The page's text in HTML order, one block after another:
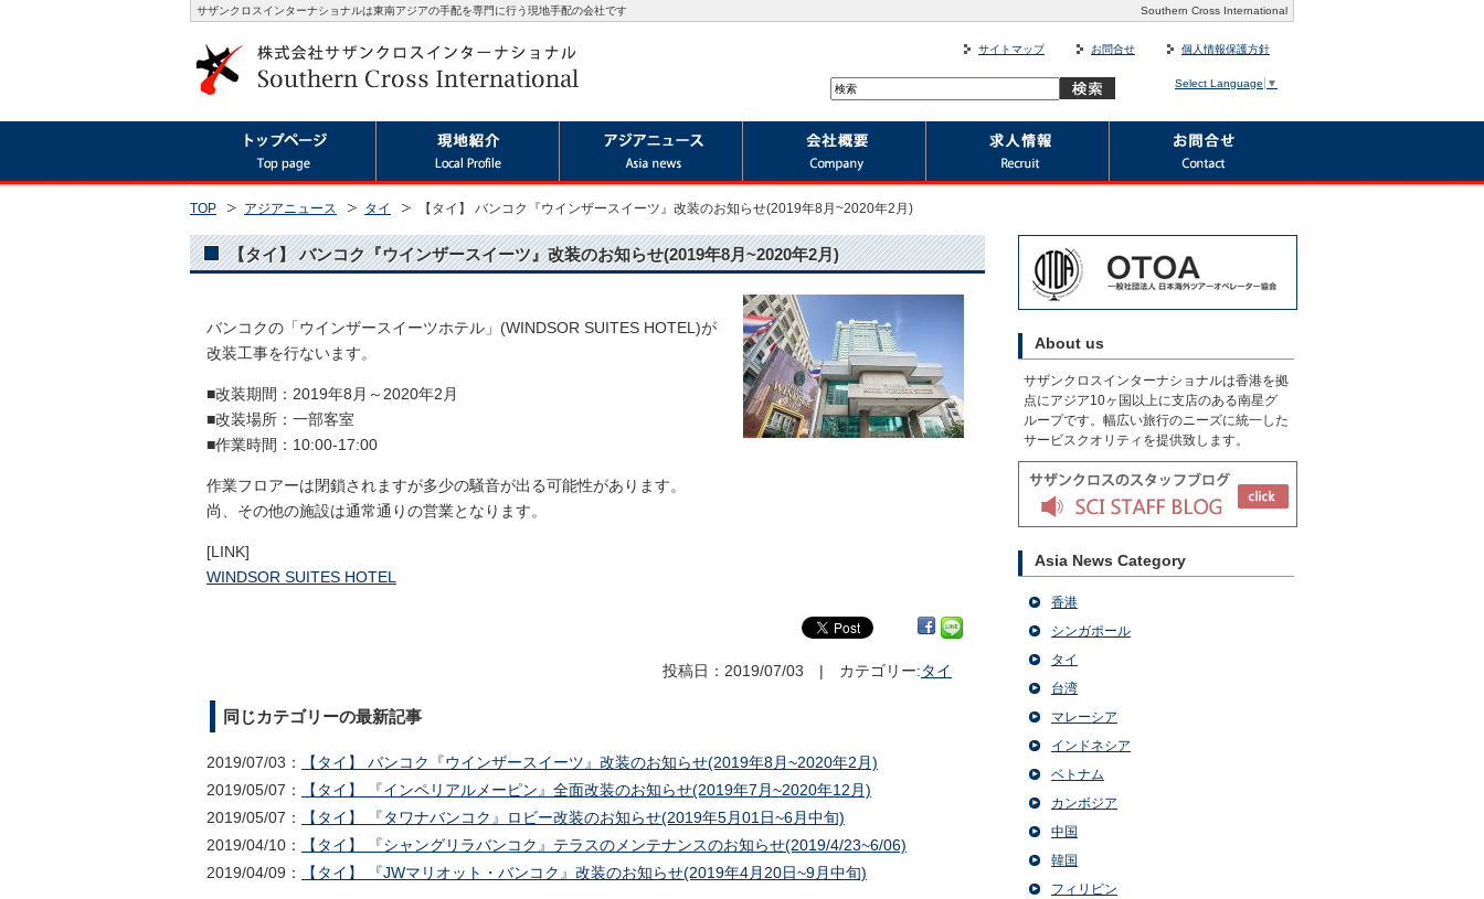
サザンクロスインターナショナルは東南アジアの手配を専門に行う現地手配の会社です Southern Cross International
サイトマップ お問合せ 個人情報保護方針
Select Language ▼
TOP アジアニュース タイ 【タイ】 バンコク『ウインザースイーツ』改装のお知らせ(2019年8月~2020年2月)
【タイ】 バンコク『ウインザースイーツ』改装のお知らせ(2019年8月~2020年2月)
バンコクの「ウインザースイーツホテル」(WINDSOR SUITES HOTEL)が
改装工事を行ないます。
■改装期間：2019年8月～2020年2月
■改装場所：一部客室
■作業時間：10:00-17:00
作業フロアーは閉鎖されますが多少の騒音が出る可能性があります。
尚、その他の施設は通常通りの営業となります。
[LINK]
WINDSOR SUITES HOTEL
投稿日：2019/07/03 | カテゴリー:タイ
同じカテゴリーの最新記事
2019/07/03：
【タイ】 バンコク『ウインザースイーツ』改装のお知らせ(2019年8月~2020年2月)
2019/05/07：
【タイ】 『インペリアルメーピン』全面改装のお知らせ(2019年7月~2020年12月)
2019/05/07：
【タイ】 『タワナバンコク』ロビー改装のお知らせ(2019年5月01日~6月中旬)
2019/04/10：
【タイ】 『シャングリラバンコク』テラスのメンテナンスのお知らせ(2019/4/23~6/06)
2019/04/09：
【タイ】 『JWマリオット・バンコク』改装のお知らせ(2019年4月20日~9月中旬)
About us
サザンクロスインターナショナルは香港を拠
点にアジア10ヶ国以上に支店のある南星グ
ループです。幅広い旅行のニーズに統一した
サービスクオリティを提供致します。
Asia News Category
香港
シンガポール
タイ
台湾
マレーシア
インドネシア
ベトナム
カンボジア
中国
韓国
フィリピン